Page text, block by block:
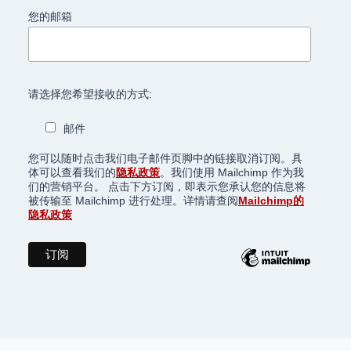
您的邮箱
请选择您希望接收的方式:
邮件
您可以随时点击我们电子邮件页脚中的链接取消订阅。具
体可以查看我们的隐私政策。我们使用 Mailchimp 作为我
们的营销平台。 点击下方订阅，即表示您承认您的信息将
被传输至 Mailchimp 进行处理。详情请查阅Mailchimp的
隐私政策